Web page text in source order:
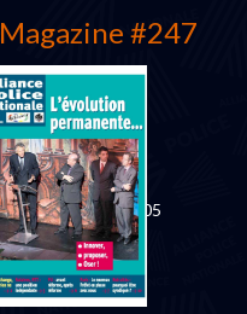
Septembre 2005
Magazine #247